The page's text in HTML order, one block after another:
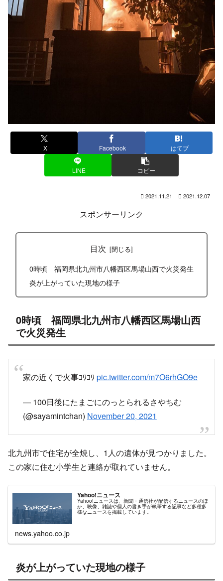
X Facebook はてブ
LINE コピー
2021.11.21 2021.12.07
スポンサーリンク
目次
0時頃 福岡県北九州市八幡西区馬場山西で火災発生
炎が上がっていた現地の様子
0時頃 福岡県北九州市八幡西区馬場山西
で火災発生
家の近くで火事ｺﾜｺﾜ pic.twitter.com/m7O6rhGO9e
— 100日後にたまごにのっとられるさやちむ
(@sayamintchan) November 20, 2021
北九州市で住宅が全焼し、1人の遺体が見つかりました。
この家に住む小学生と連絡が取れていません。
Yahoo!ニュース
Yahoo!ニュースは、新聞・通信社が配信するニュースのほ
か、映像、雑誌や個人の書き手が執筆する記事など多種多
様なニュースを掲載しています。
news.yahoo.co.jp
炎が上がっていた現地の様子